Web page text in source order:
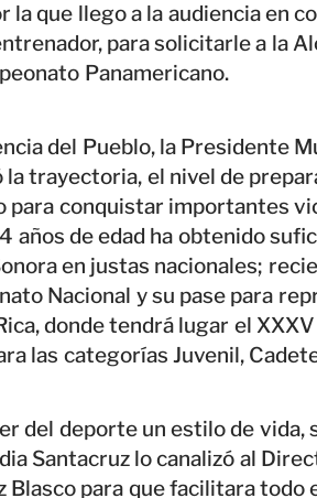
la que llego a la audiencia en
para solicitarle a la
Panamericano.
del Pueblo, la Presidente
trayectoria, el nivel de
para conquistar importantes
años de edad ha obtenido
en justas nacionales;
Nacional y su pase para
donde tendrá lugar el
las categorías Juvenil,
del deporte un estilo de vida,
Santacruz lo canalizó al
para que facilitara todo